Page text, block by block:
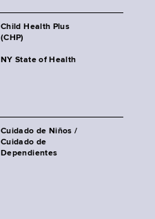
Child Health Plus
(CHP)
NY State of Health
Cuidado de Niños /
Cuidado de
Dependientes